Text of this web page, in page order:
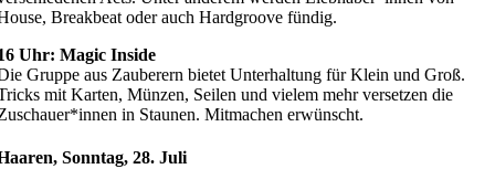
Breakbeat oder auch Hardgroove fündig.
Uhr: Magic Inside
Gruppe aus Zauberern bietet Unterhaltung für Klein und Groß.
mit Karten, Münzen, Seilen und vielem mehr versetzen die
in Staunen. Mitmachen erwünscht.
Sonntag, 28. Juli